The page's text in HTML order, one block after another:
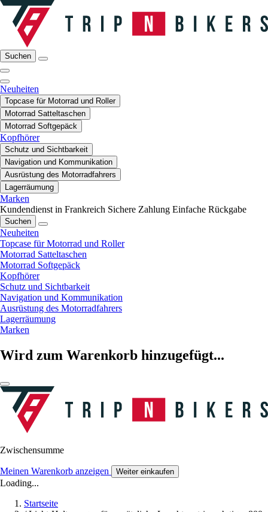
Suchen
Neuheiten
Topcase für Motorrad und Roller
Motorrad Satteltaschen
Motorrad Softgepäck
Kopfhörer
Schutz und Sichtbarkeit
Navigation und Kommunikation
Ausrüstung des Motorradfahrers
Lagerräumung
Marken
Kundendienst in Frankreich Sichere Zahlung Einfache Rückgabe
Suchen
Neuheiten
Topcase für Motorrad und Roller
Motorrad Satteltaschen
Motorrad Softgepäck
Kopfhörer
Schutz und Sichtbarkeit
Navigation und Kommunikation
Ausrüstung des Motorradfahrers
Lagerräumung
Marken
Wird zum Warenkorb hinzugefügt...
Zwischensumme
Meinen Warenkorb anzeigen Weiter einkaufen
Loading...
Startseite